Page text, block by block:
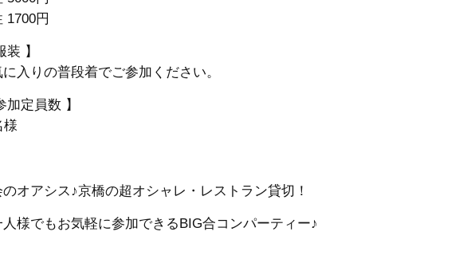
1700円
装 】
入りの普段着でご参加ください。
加定員数 】
様
オアシス♪京橋の超オシャレ・レストラン貸切！
人様でもお気軽に参加できるBIG合コンパーティー♪